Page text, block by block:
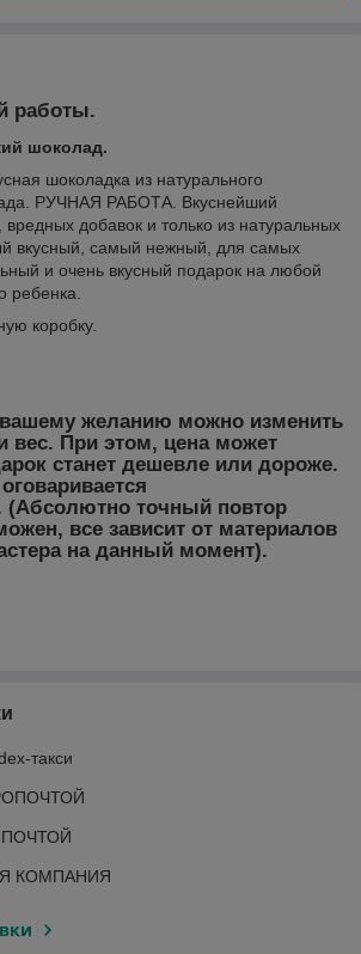
работы.
шоколад.
шоколадка из натурального
РУЧНАЯ РАБОТА. Вкуснейший
добавок и только из натуральных
вкусный, самый нежный, для самых
и очень вкусный подарок на любой
ребенка.
коробку.
желанию можно изменить
вес. При этом, цена может
станет дешевле или дороже.
(Абсолютно точный повтор
все зависит от материалов
на данный момент).
такси
КОМПАНИЯ